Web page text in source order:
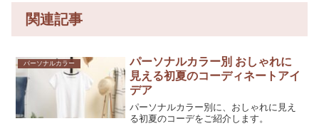
関連記事
パーソナルカラー
パーソナルカラー別 おしゃれに
見える初夏のコーディネートアイ
デア
パーソナルカラー別に、おしゃれに見え
る初夏のコーデをご紹介します。